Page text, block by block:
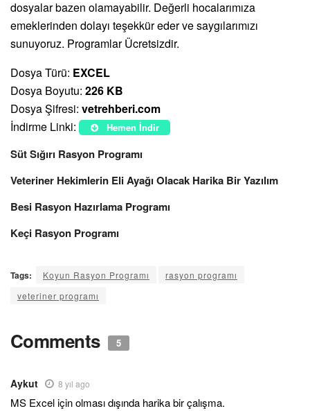
dosyalar bazen olamayabilir. Değerli hocalarımıza
emeklerinden dolayı teşekkür eder ve saygılarımızı
sunuyoruz. Programlar Ücretsizdir.
Dosya Türü: EXCEL
Dosya Boyutu: 226 KB
Dosya Şifresi: vetrehberi.com
İndirme Linki:
Hemen İndir
Süt Sığırı Rasyon Programı
Veteriner Hekimlerin Eli Ayağı Olacak Harika Bir Yazılım
Besi Rasyon Hazırlama Programı
Keçi Rasyon Programı
Tags: Koyun Rasyon Programı
rasyon programı
veteriner programı
Comments 5
Aykut 8 yıl ago
MS Excel için olması dışında harika bir çalışma.